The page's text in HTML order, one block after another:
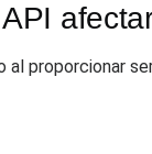
proporcionar